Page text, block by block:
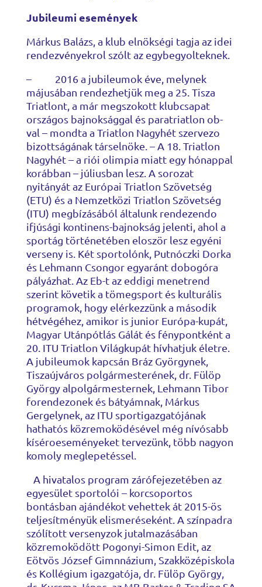
Jubileumi események
Márkus Balázs, a klub elnökségi tagja az idei
rendezvényekrol szólt az egybegyolteknek.
– 2016 a jubileumok éve, melynek
májusában rendezhetjük meg a 25. Tisza
Triatlont, a már megszokott klubcsapat
országos bajnoksággal és paratriatlon ob-
val – mondta a Triatlon Nagyhét szervezo
bizottságának társelnöke. – A 18. Triatlon
Nagyhét – a riói olimpia miatt egy hónappal
korábban – júliusban lesz. A sorozat
nyitányát az Európai Triatlon Szövetség
(ETU) és a Nemzetközi Triatlon Szövetség
(ITU) megbízásából általunk rendezendo
ifjúsági kontinens-bajnokság jelenti, ahol a
sportág történetében eloször lesz egyéni
verseny is. Két sportolónk, Putnóczki Dorka
és Lehmann Csongor egyaránt dobogóra
pályázhat. Az Eb-t az eddigi menetrend
szerint követik a tömegsport és kulturális
programok, hogy elérkezzünk a második
hétvégéhez, amikor is junior Európa-kupát,
Magyar Utánpótlás Gálát és fénypontként a
20. ITU Triatlon Világkupát hívhatjuk életre.
A jubileumok kapcsán Bráz Györgynek,
Tiszaújváros polgármesterének, dr. Fülöp
György alpolgármesternek, Lehmann Tibor
forendezonek és bátyámnak, Márkus
Gergelynek, az ITU sportigazgatójának
hathatós közremoködésével még nívósabb
kíséroeseményeket tervezünk, több nagyon
komoly meglepetéssel.
A hivatalos program zárófejezetében az
egyesület sportolói – korcsoportos
bontásban ajándékot vehettek át 2015-ös
teljesítményük elismeréseként. A színpadra
szólított versenyzok jutalmazásában
közremoködött Pogonyi-Simon Edit, az
Eötvös József Gimnnázium, Szakközépiskola
és Kollégium igazgatója, dr. Fülöp György,